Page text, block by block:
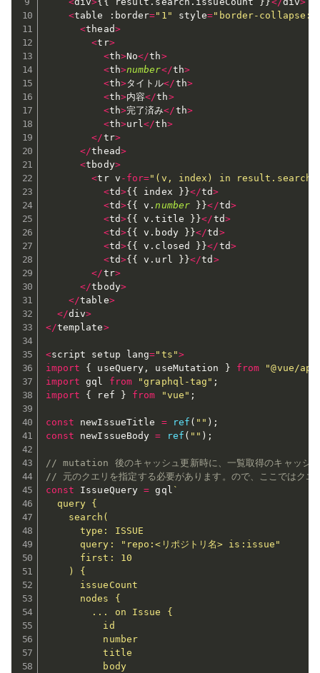
<table : border="1" style="border-collapse:
<thead>
<tr>
<th>No</th>
<th>number</th>
<th>タイトル</th>
<th>内容</th>
<th>完了済み</th>
<th>url</th>
</tr>
</thead>
<tbody>
<tr v - for="(v, index) in
<td>{{ index }}</td>
<td>{{ v .number }}< /td>
<td>{{ v .title }}</td>
<td>{{ v . body }}</td >
<td>{{ v . closed }}</td>
<td>{{ v . url }}</td >
</tr>
</tbody>
</table>
</div>
</template>
<script setup lang="ts">
import
{ useQuery , useMutation } from
"@vue/
import gql from "graphql-tag" ;
import
{ ref } from "vue" ;
const newIssueTitle = ref ( "" ) ;
const newIssueBody = ref ( "" ) ;
// mutation 後のキャッシュ更新時に、一覧取得のキャッシュ
// 元のクエリを指定する必要があります。ので、ここではクエ
const IssueQuery = gql `
  query {
    search(
      type: ISSUE
      query: "repo:<リポジトリ名> is:issue"
      first: 10
    ) {
      issueCount
      nodes {
        ... on Issue {
          id
          number
          title
          body